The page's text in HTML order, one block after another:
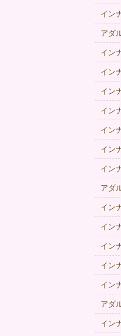
イン
アダ
イン
イン
イン
イン
イン
イン
イン
アダ
イン
イン
イン
イン
イン
アダ
イン